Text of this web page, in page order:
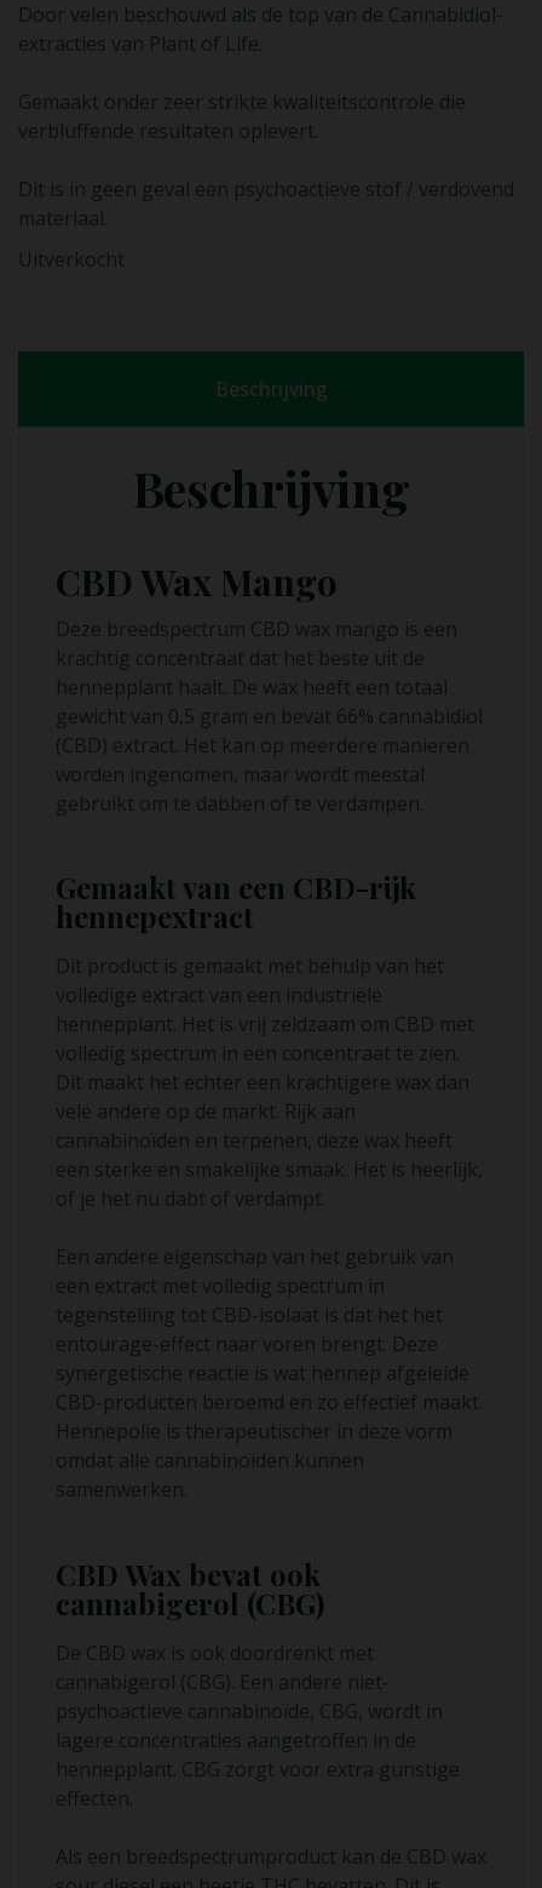
Door velen beschouwd als de top van de Cannabidiol-
extracties van Plant of Life.
Gemaakt onder zeer strikte kwaliteitscontrole die
verbluffende resultaten oplevert.
Dit is in geen geval een psychoactieve stof / verdovend
materiaal.
Uitverkocht
Beschrijving
Beschrijving
CBD Wax Mango
Deze breedspectrum CBD wax mango is een
krachtig concentraat dat het beste uit de
hennepplant haalt. De wax heeft een totaal
gewicht van 0,5 gram en bevat 66% cannabidiol
(CBD) extract. Het kan op meerdere manieren
worden ingenomen, maar wordt meestal
gebruikt om te dabben of te verdampen.
Gemaakt van een CBD-rijk
hennepextract
Dit product is gemaakt met behulp van het
volledige extract van een industriële
hennepplant. Het is vrij zeldzaam om CBD met
volledig spectrum in een concentraat te zien.
Dit maakt het echter een krachtigere wax dan
vele andere op de markt. Rijk aan
cannabinoïden en terpenen, deze wax heeft
een sterke en smakelijke smaak. Het is heerlijk,
of je het nu dabt of verdampt.
Een andere eigenschap van het gebruik van
een extract met volledig spectrum in
tegenstelling tot CBD-isolaat is dat het het
entourage-effect naar voren brengt. Deze
synergetische reactie is wat hennep afgeleide
CBD-producten beroemd en zo effectief maakt.
Hennepolie is therapeutischer in deze vorm
omdat alle cannabinoïden kunnen
samenwerken.
CBD Wax bevat ook
cannabigerol (CBG)
De CBD wax is ook doordrenkt met
cannabigerol (CBG). Een andere niet-
psychoactieve cannabinoïde, CBG, wordt in
lagere concentraties aangetroffen in de
hennepplant. CBG zorgt voor extra gunstige
effecten.
Als een breedspectrumproduct kan de CBD wax